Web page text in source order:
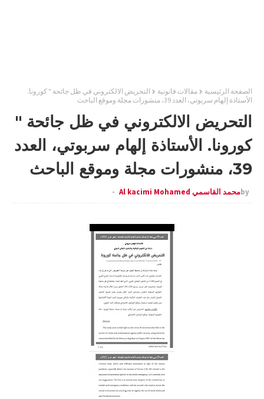
الصفحة الرئيسية مقالات قانونية
التحريض الالكتروني في ظل جائحة " كورونا.
الأستاذة إلهام سربوتي، العدد 39، منشورات مجلة وموقع الباحث
التحريض الالكتروني في ظل جائحة "
كورونا. الأستاذة إلهام سربوتي، العدد
39، منشورات مجلة وموقع الباحث
byمحمد القاسمي Al kacimi Mohamed